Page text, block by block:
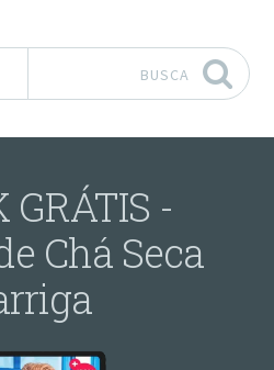
BUSCA
GRÁTIS -
Chá Seca